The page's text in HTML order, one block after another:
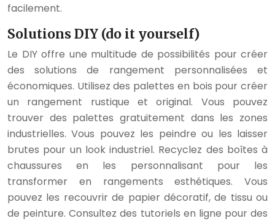
facilement.
Solutions DIY (do it yourself)
Le DIY offre une multitude de possibilités pour créer
des solutions de rangement personnalisées et
économiques. Utilisez des palettes en bois pour créer
un rangement rustique et original. Vous pouvez
trouver des palettes gratuitement dans les zones
industrielles. Vous pouvez les peindre ou les laisser
brutes pour un look industriel. Recyclez des boîtes à
chaussures en les personnalisant pour les
transformer en rangements esthétiques. Vous
pouvez les recouvrir de papier décoratif, de tissu ou
de peinture. Consultez des tutoriels en ligne pour des